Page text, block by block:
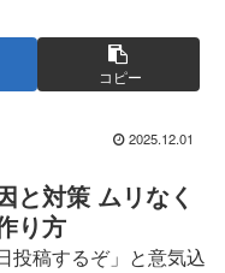
コピー
2025.12.01
と対策 ムリなく
り方
投稿するぞ」と意気込